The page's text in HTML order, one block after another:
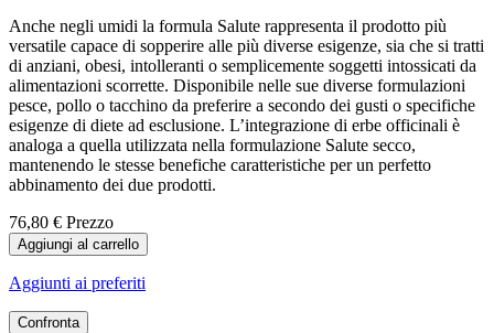
Anche negli umidi la formula Salute rappresenta il prodotto più
versatile capace di sopperire alle più diverse esigenze, sia che si tratti
di anziani, obesi, intolleranti o semplicemente soggetti intossicati da
alimentazioni scorrette. Disponibile nelle sue diverse formulazioni
pesce, pollo o tacchino da preferire a secondo dei gusti o specifiche
esigenze di diete ad esclusione. L’integrazione di erbe officinali è
analoga a quella utilizzata nella formulazione Salute secco,
mantenendo le stesse benefiche caratteristiche per un perfetto
abbinamento dei due prodotti.
76,80 € Prezzo
Aggiungi al carrello
Aggiunti ai preferiti
Confronta